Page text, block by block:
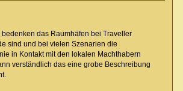
das Raumhäfen bei Traveller
sind und bei vielen Szenarien die
in Kontakt mit den lokalen Machthabern
verständlich das eine grobe Beschreibung